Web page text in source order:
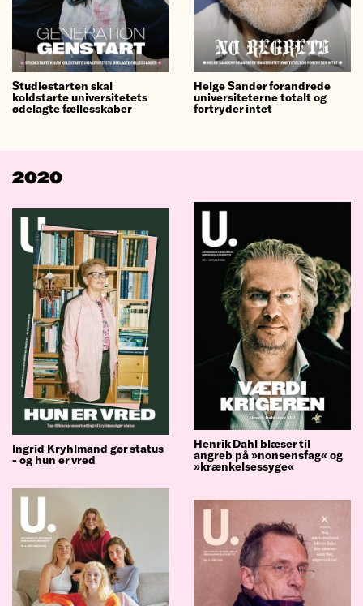
Studiestarten skal
koldstarte universitetets
ødelagte fællesskaber
Helge Sander forandrede
universiteterne totalt og
fortryder intet
2020
Ingrid Kryhlmand gør status
- og hun er vred
Henrik Dahl blæser til
angreb på »nonsensfag« og
»krænkelsessyge«